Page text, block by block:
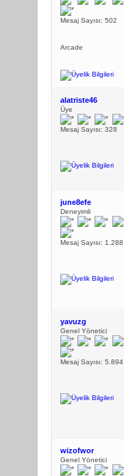
Mesaj Sayısı: 502
Arcade
alatriste46
Üye
Mesaj Sayısı: 328
june8efe
Deneyimli
Mesaj Sayısı: 1.288
yavuzg
Genel Yönetici
Mesaj Sayısı: 5.894
wizofwor
Genel Yönetici